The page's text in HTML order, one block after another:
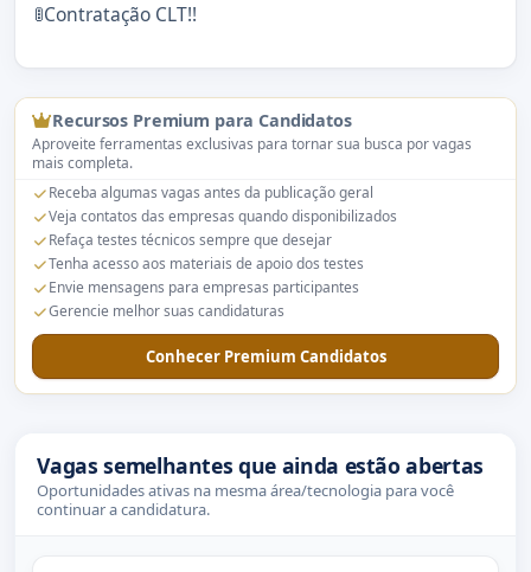
🚦Contratação CLT!!
Recursos Premium para Candidatos
Aproveite ferramentas exclusivas para tornar sua busca por vagas
mais completa.
Receba algumas vagas antes da publicação geral
Veja contatos das empresas quando disponibilizados
Refaça testes técnicos sempre que desejar
Tenha acesso aos materiais de apoio dos testes
Envie mensagens para empresas participantes
Gerencie melhor suas candidaturas
Conhecer Premium Candidatos
Vagas semelhantes que ainda estão abertas
Oportunidades ativas na mesma área/tecnologia para você
continuar a candidatura.